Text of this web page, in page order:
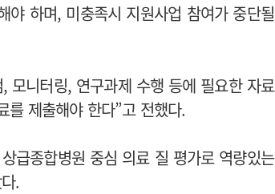
야 하며, 미충족시 지원사업 참여가 중단될
모니터링, 연구과제 수행 등에 필요한 자료
를 제출해야 한다”고 전했다.
급종합병원 중심 의료 질 평가로 역량있는
.